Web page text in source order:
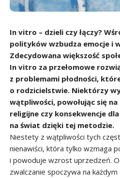
In vitro – dzieli czy łączy?
polityków wzbudza emocje i
Zdecydowana większość
In vitro za przełomowe
z problemami płodności,
o rodzicielstwie. Niektórzy
wątpliwości, powołując się
religijne czy konsekwencje
na świat dzięki tej metodzie.
Niestety z wątpliwości tych
nienawiści, która tylko wzmaga
i powoduje wzrost uprzedzeń.
zwalczanie spoczywa na